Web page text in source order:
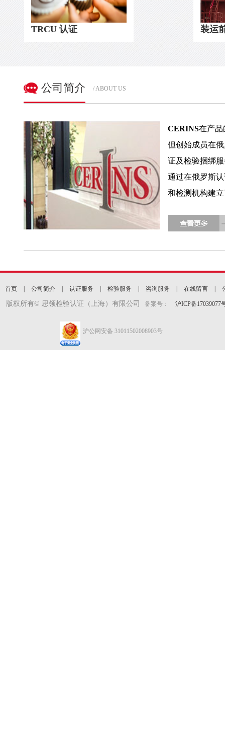
TRCU 认证 装运
公司简介 / ABOUT US
CERINS在产品
但创始成员在
证及检验捆绑
通过在俄罗斯
和检测机构建
首页 公司简介 认证服务 检验服务 咨询服务 在线留言
版权所有© 思领检验认证（上海）有限公司 备案号： 沪ICP备17039077
沪公网安备 31011502008903号